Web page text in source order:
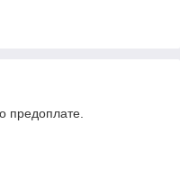
предоплате.